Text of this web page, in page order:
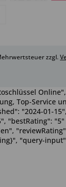
zzgl.
Top-Service
"2024-01-
"bestRating":
"query-